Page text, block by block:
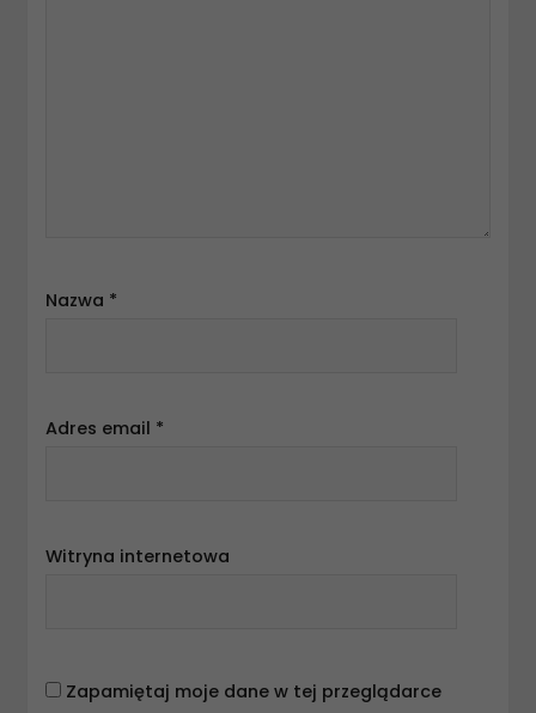
Nazwa *
Adres email *
Witryna internetowa
Zapamiętaj moje dane w tej przeglądarce